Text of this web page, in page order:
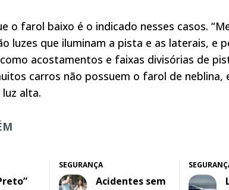
o farol baixo é o indicado nesses casos.
luzes que iluminam a pista e as laterais, e
acostamentos e faixas divisórias de
carros não possuem o farol de neblina,
alta.
SEGURANÇA
Acidentes sem